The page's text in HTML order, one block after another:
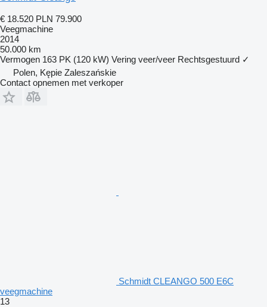
€ 18.520 PLN 79.900
Veegmachine
2014
50.000 km
Vermogen 163 PK (120 kW) Vering veer/veer Rechtsgestuurd ✓
Polen, Kępie Zaleszańskie
Contact opnemen met verkoper
Schmidt CLEANGO 500 E6C
veegmachine
13